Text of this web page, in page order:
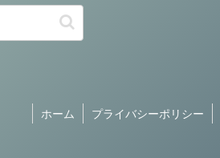
ホーム プライバシーポリシー